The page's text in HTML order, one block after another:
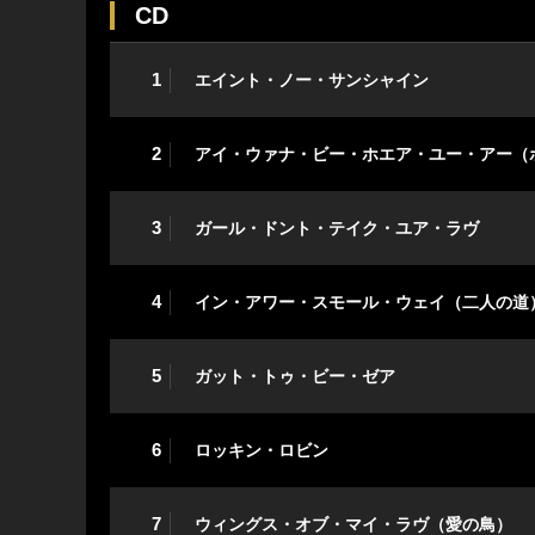
CD
1 エイント・ノー・サンシャイン
2 アイ・ウァナ・ビー・ホエア・ユー・アー（
3 ガール・ドント・テイク・ユア・ラヴ
4 イン・アワー・スモール・ウェイ（二人の道）
5 ガット・トゥ・ビー・ゼア
6 ロッキン・ロビン
7 ウィングス・オブ・マイ・ラヴ（愛の鳥）